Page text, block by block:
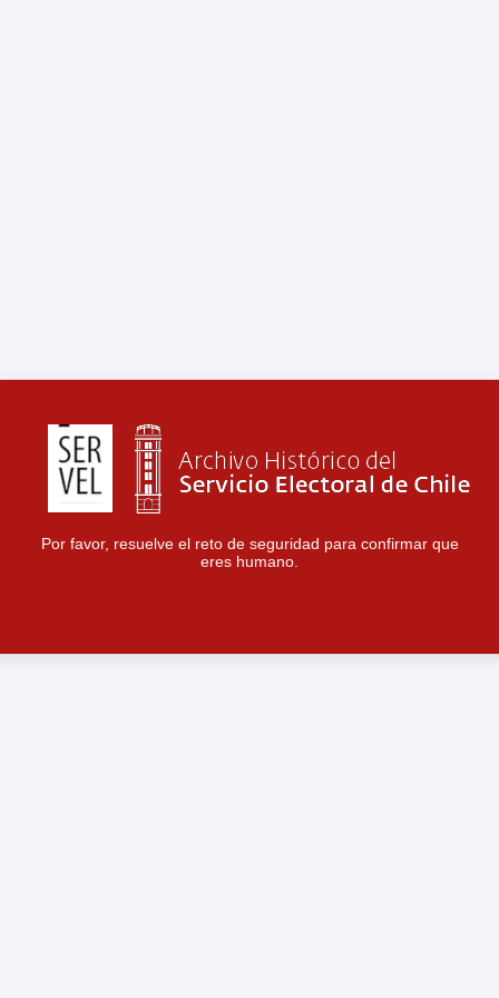
Por favor, resuelve el reto de seguridad para confirmar que
eres humano.